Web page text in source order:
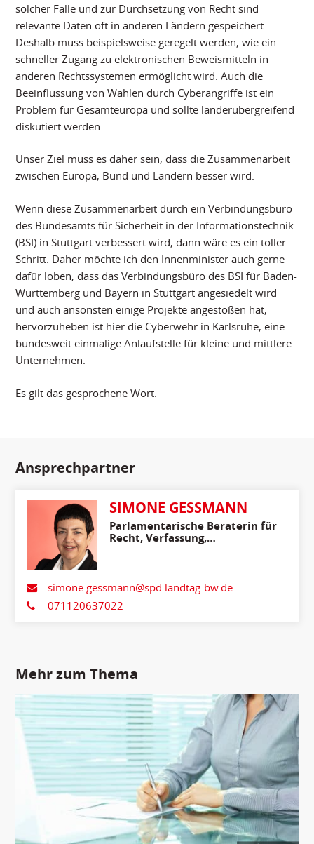
solcher Fälle und zur Durchsetzung von Recht sind
relevante Daten oft in anderen Ländern gespeichert.
Deshalb muss beispielsweise geregelt werden, wie ein
schneller Zugang zu elektronischen Beweismitteln in
anderen Rechtssystemen ermöglicht wird. Auch die
Beeinflussung von Wahlen durch Cyberangriffe ist ein
Problem für Gesamteuropa und sollte länderübergreifend
diskutiert werden.
Unser Ziel muss es daher sein, dass die Zusammenarbeit
zwischen Europa, Bund und Ländern besser wird.
Wenn diese Zusammenarbeit durch ein Verbindungsbüro
des Bundesamts für Sicherheit in der Informationstechnik
(BSI) in Stuttgart verbessert wird, dann wäre es ein toller
Schritt. Daher möchte ich den Innenminister auch gerne
dafür loben, dass das Verbindungsbüro des BSI für Baden-
Württemberg und Bayern in Stuttgart angesiedelt wird
und auch ansonsten einige Projekte angestoßen hat,
hervorzuheben ist hier die Cyberwehr in Karlsruhe, eine
bundesweit einmalige Anlaufstelle für kleine und mittlere
Unternehmen.
Es gilt das gesprochene Wort.
Ansprechpartner
SIMONE GESSMANN
Parlamentarische Beraterin für
Recht, Verfassung,
simone.gessmann@spd.landtag-bw.de
071120637022
Mehr zum Thema